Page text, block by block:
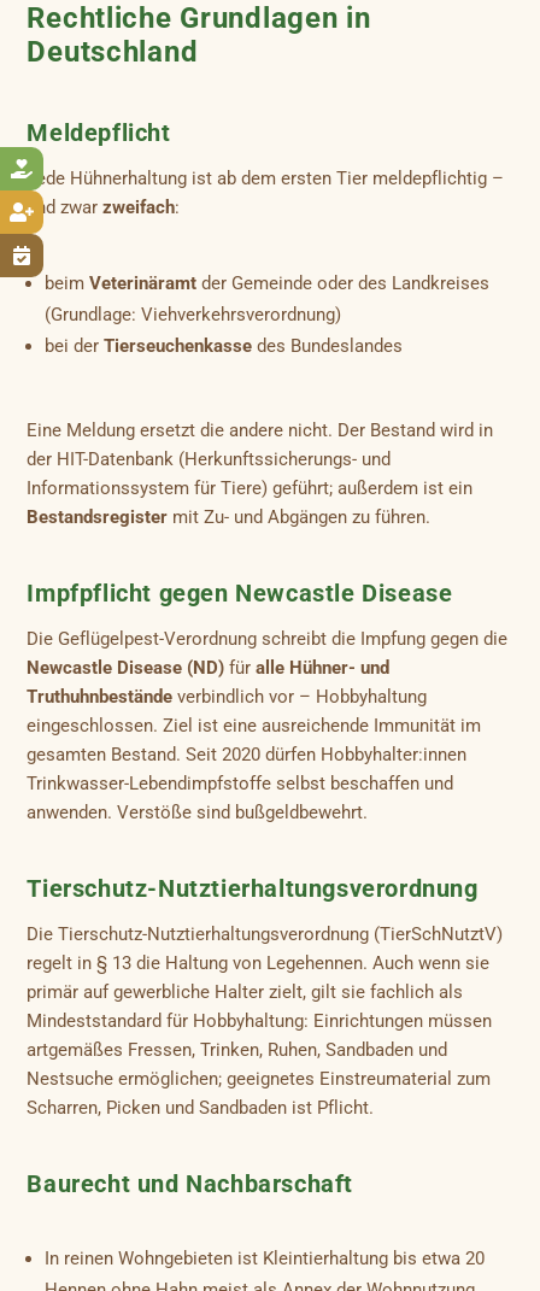



Rechtliche Grundlagen in
Deutschland
Meldepflicht
Jede Hühnerhaltung ist ab dem ersten Tier meldepflichtig –
und zwarzweifach:
beimVeterinäramt der Gemeinde oder des Landkreises
(Grundlage: Viehverkehrsverordnung)
bei derTierseuchenkasse des Bundeslandes
Eine Meldung ersetzt die andere nicht. Der Bestand wird in
der HIT-Datenbank (Herkunftssicherungs- und
Informationssystem für Tiere) geführt; außerdem ist ein
Bestandsregister mit Zu- und Abgängen zu führen.
Impfpflicht gegen Newcastle Disease
Die Geflügelpest-Verordnung schreibt die Impfung gegen die
Newcastle Disease (ND) füralle Hühner- und
Truthuhnbestände verbindlich vor – Hobbyhaltung
eingeschlossen. Ziel ist eine ausreichende Immunität im
gesamten Bestand. Seit 2020 dürfen Hobbyhalter:innen
Trinkwasser-Lebendimpfstoffe selbst beschaffen und
anwenden. Verstöße sind bußgeldbewehrt.
Tierschutz-Nutztierhaltungsverordnung
Die Tierschutz-Nutztierhaltungsverordnung (TierSchNutztV)
regelt in § 13 die Haltung von Legehennen. Auch wenn sie
primär auf gewerbliche Halter zielt, gilt sie fachlich als
Mindeststandard für Hobbyhaltung: Einrichtungen müssen
artgemäßes Fressen, Trinken, Ruhen, Sandbaden und
Nestsuche ermöglichen; geeignetes Einstreumaterial zum
Scharren, Picken und Sandbaden ist Pflicht.
Baurecht und Nachbarschaft
In reinen Wohngebieten ist Kleintierhaltung bis etwa 20